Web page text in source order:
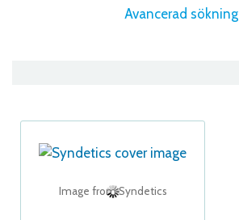
Avancerad sökning
Image from Syndetics